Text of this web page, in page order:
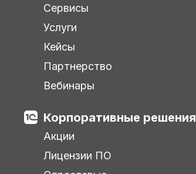
Сервисы
Услуги
Кейсы
Партнерство
Вебинары
Корпоративные решения
Акции
Лицензии ПО